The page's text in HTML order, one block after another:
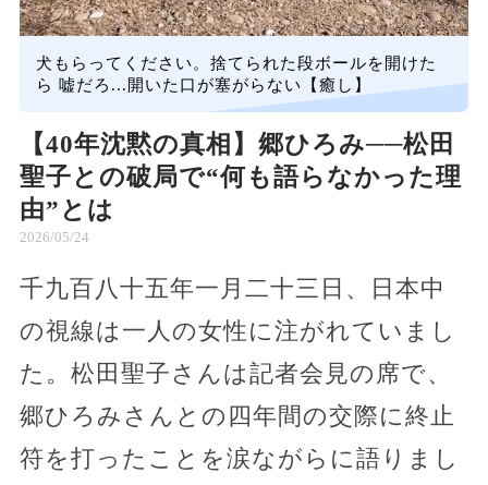
犬もらってください。捨てられた段ボールを開けた
ら 嘘だろ...開いた口が塞がらない【癒し】
【40年沈黙の真相】郷ひろみ──松田
聖子との破局で“何も語らなかった理
由”とは
2026/05/24
千九百八十五年一月二十三日、日本中
の視線は一人の女性に注がれていまし
た。松田聖子さんは記者会見の席で、
郷ひろみさんとの四年間の交際に終止
符を打ったことを涙ながらに語りまし